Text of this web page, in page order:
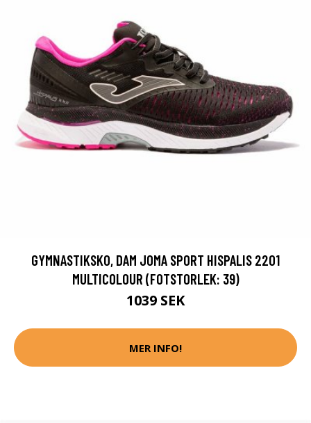
GYMNASTIKSKO, DAM JOMA SPORT HISPALIS 2201
MULTICOLOUR (FOTSTORLEK: 39)
1039 SEK
MER INFO!